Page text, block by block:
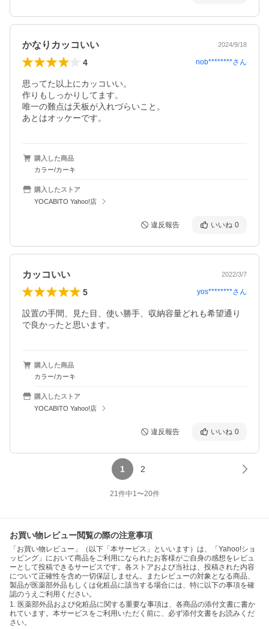
かなりカッコいい 2024/9/18
4 nob********さん
思ってた以上にカッコいい。
作りもしっかりしてます。
唯一の難点は天板が入れづらいこと。
あとはオッケーです。
購入した商品
カラー/カーキ
購入したストア
YOCABITO Yahoo!店
違反報告 いいね 0
カッコいい 2022/3/7
5 yos********さん
設置の手間、見た目、使い勝手、収納容量どれも希望通り
で良かったと思います。
購入した商品
カラー/カーキ
購入したストア
YOCABITO Yahoo!店
違反報告 いいね 0
1 2
21件中1〜20件
お買い物レビュー閲覧の際の注意事項
「お買い物レビュー」（以下「本サービス」といいます）は、「Yahoo!ショ
ッピング」において商品をご利用になられたお客様がご自身の感想をレビュ
ーとして投稿できるサービスです。各ストアおよび当社は、投稿された内容
について正確性を含め一切保証しません。またレビューの対象となる商品、
製品が医薬部外品もしくは化粧品に該当する場合には、特に以下の事項を確
認のうえご利用ください。
1. 医薬部外品および化粧品に関する重要な事項は、各商品の添付文書に書か
れています。本サービスをご利用いただく前に、必ず添付文書をお読みくだ
さい。